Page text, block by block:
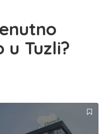
u Tuzli?